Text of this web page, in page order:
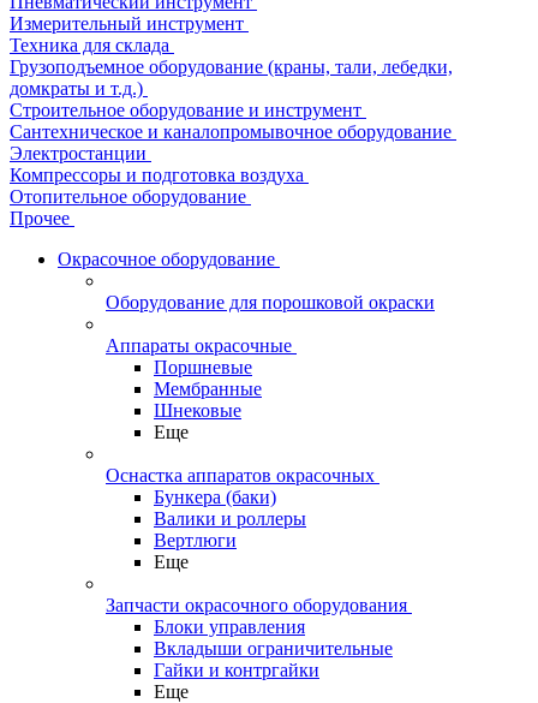
Измерительный инструмент
Техника для склада
Грузоподъемное оборудование (краны, тали, лебедки,
домкраты и т.д.)
Строительное оборудование и инструмент
Сантехническое и каналопромывочное оборудование
Электростанции
Компрессоры и подготовка воздуха
Отопительное оборудование
Прочее
Окрасочное оборудование
Оборудование для порошковой окраски
Аппараты окрасочные
Поршневые
Мембранные
Шнековые
Еще
Оснастка аппаратов окрасочных
Бункера (баки)
Валики и роллеры
Вертлюги
Еще
Запчасти окрасочного оборудования
Блоки управления
Вкладыши ограничительные
Гайки и контргайки
Еще